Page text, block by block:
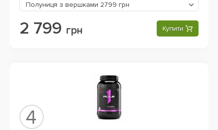
Полуниця з вершками 2799 грн
2 799 грн Купити
4